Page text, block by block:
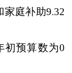
家庭补助9.32
初预算数为0